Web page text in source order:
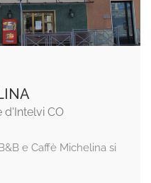
d'Intelvi CO
e Caffè Michelina si